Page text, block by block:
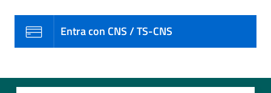
Entra con CNS / TS-CNS